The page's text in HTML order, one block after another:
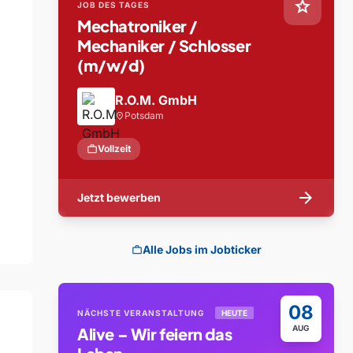
star
JOB DES TAGES
Mechatroniker /
Mechaniker / Schlosser
(m/w/d)
R.O.M. GmbH
location_on Potsdam
workVollzeit
Jetzt bewerben arrow_forward
workAlle Jobs im Jobticker
08
AUG
NÄCHSTE VERANSTALTUNG HEUTE
Alive – Wir feiern das